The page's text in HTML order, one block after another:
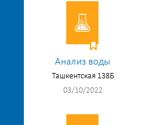
Анализ воды
Ташкентская 138Б
03/10/2022